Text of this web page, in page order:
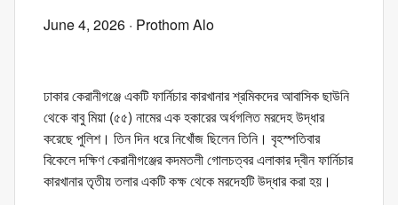
June 4, 2026 · Prothom Alo
ঢাকার কেরানীগঞ্জে একটি ফার্নিচার কারখানার শ্রমিকদের আবাসিক ছাউনি
থেকে বাবু মিয়া (৫৫) নামের এক হকারের অর্ধগলিত মরদেহ উদ্ধার
করেছে পুলিশ। তিন দিন ধরে নিখোঁজ ছিলেন তিনি। বৃহস্পতিবার
বিকেলে দক্ষিণ কেরানীগঞ্জের কদমতলী গোলচত্বর এলাকার দ্বীন ফার্নিচার
কারখানার তৃতীয় তলার একটি কক্ষ থেকে মরদেহটি উদ্ধার করা হয়।